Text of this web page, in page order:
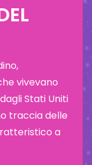
vivevano
Stati Uniti
traccia delle
a